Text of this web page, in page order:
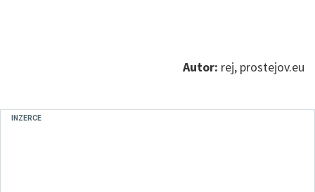
Autor: rej, prostejov.eu
INZERCE